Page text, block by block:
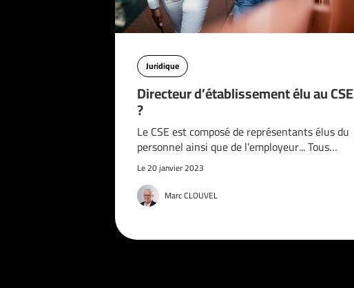
Juridique
Directeur d’établissement élu au CSE
?
Le CSE est composé de représentants élus du
personnel ainsi que de l’employeur... Tous…
Le 20 janvier 2023
Marc CLOUVEL